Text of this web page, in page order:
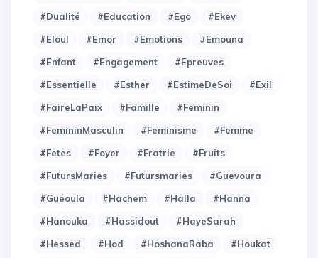
#Dualité
#Education #Ego
#Ekev
#Eloul
#Emor #Emotions
#Emouna
#Enfant
#Engagement
#Epreuves
#Essentielle
#Esther #EstimeDeSoi
#Exil
#FaireLaPaix
#Famille
#Feminin
#FemininMasculin
#Feminisme
#Femme
#Fetes
#Foyer #Fratrie
#Fruits
#FutursMaries
#Futursmaries
#Guevoura
#Guéoula
#Hachem #Halla
#Hanna
#Hanouka
#Hassidout
#HayeSarah
#Hessed
#Hod #HoshanaRaba
#Houkat